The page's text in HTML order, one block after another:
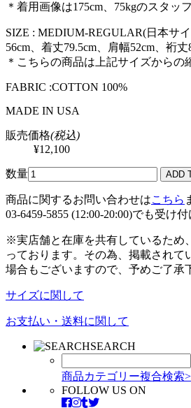
＊着用画像は175cm、75kgのスタッ
SIZE : MEDIUM-REGULAR(日本サ
56cm、着丈79.5cm、肩幅52cm、裄丈
＊こちらの商品は上記サイズからの
FABRIC :COTTON 100%
MADE IN USA
販売価格(税込)
¥12,100
数量
商品に関するお問い合わせはこちら
03-6459-5855 (12:00-20:00)でも受け
※実店舗と在庫を共有しているため
っております。その為、掲載されて
場合もございますので、予めご了承
サイズに関して
お支払い・送料に関して
SEARCH
商品カテゴリー複合検索>
FOLLOW US ON